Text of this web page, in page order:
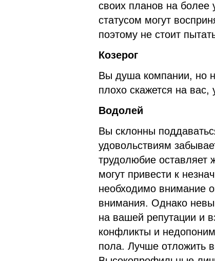
своих планов на
статусом могут
поэтому не стоит
Козерог
Вы душа компании, но
плохо скажется на вас,
Водолей
Вы склонны
удовольствиям
трудолюбие оставляет
могут привести к
необходимо внимание
внимания. Однако
на вашей репутации и
конфликты и
пола. Лучше отложить